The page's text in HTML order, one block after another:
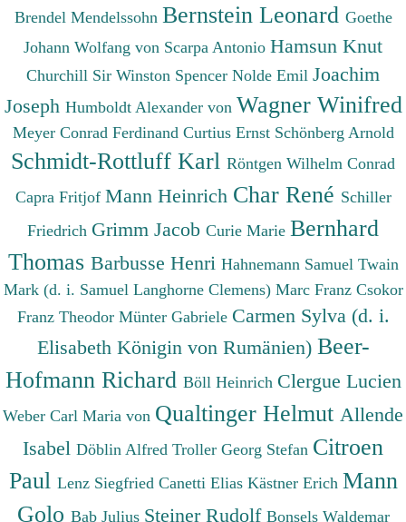
Brendel Mendelssohn Bernstein Leonard Goethe
Johann Wolfang von Scarpa Antonio Hamsun Knut
Churchill Sir Winston Spencer Nolde Emil Joachim
Joseph Humboldt Alexander von Wagner Winifred
Meyer Conrad Ferdinand Curtius Ernst Schönberg Arnold
Schmidt-Rottluff Karl Röntgen Wilhelm Conrad
Capra Fritjof Mann Heinrich Char René Schiller
Friedrich Grimm Jacob Curie Marie Bernhard
Thomas Barbusse Henri Hahnemann Samuel Twain
Mark (d. i. Samuel Langhorne Clemens) Marc Franz Csokor
Franz Theodor Münter Gabriele Carmen Sylva (d. i.
Elisabeth Königin von Rumänien) Beer-
Hofmann Richard Böll Heinrich Clergue Lucien
Weber Carl Maria von Qualtinger Helmut Allende
Isabel Döblin Alfred Troller Georg Stefan Citroen
Paul Lenz Siegfried Canetti Elias Kästner Erich Mann
Golo Bab Julius Steiner Rudolf Bonsels Waldemar